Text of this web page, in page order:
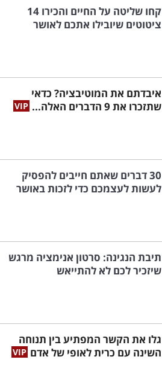
קחו שליטה על החיים והכירו 14
ציטוטים שיובילו אתכם לאושר
איבדתם את המוטיבציה? כדאי
שתזכרו את 9 הדברים האלה...
30 דברים שאתם חייבים להפסיק
לעשות לעצמכם כדי לזכות באושר
תיבת הנגינה: סרטון אנימציה מרגש
שיזכיר לכם לא להתייאש
גלו את הקשר המפתיע בין תנוחה
השינה עם כרית לאופי של אדם